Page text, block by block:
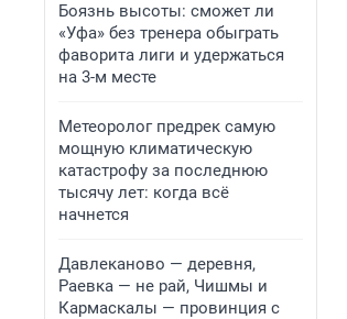
Боязнь высоты: сможет ли
«Уфа» без тренера обыграть
фаворита лиги и удержаться
на 3-м месте
Метеоролог предрек самую
мощную климатическую
катастрофу за последнюю
тысячу лет: когда всё
начнется
Давлеканово — деревня,
Раевка — не рай, Чишмы и
Кармаскалы — провинция с